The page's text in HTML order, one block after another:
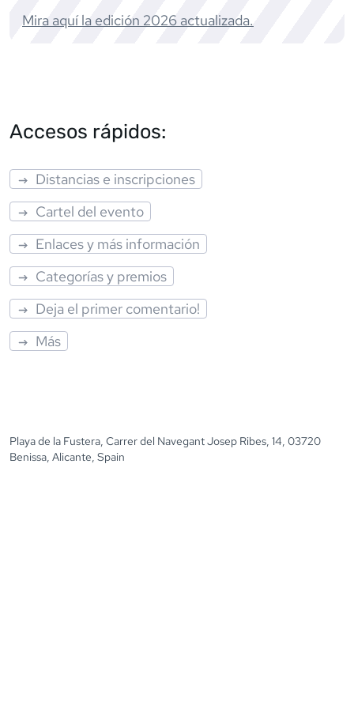
Mira aquí la edición 2026 actualizada.
Accesos rápidos:
Distancias e inscripciones
Cartel del evento
Enlaces y más información
Categorías y premios
Deja el primer comentario!
Más
Playa de la Fustera, Carrer del Navegant Josep Ribes, 14, 03720
Benissa, Alicante, Spain